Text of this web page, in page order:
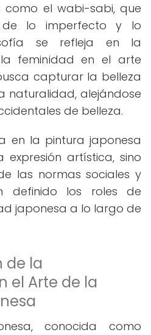
como el wabi-sabi, que
lo imperfecto y lo
se refleja en la
feminidad en el arte
capturar la belleza
naturalidad, alejándose
de belleza.
en la pintura japonesa
artística, sino
las normas sociales y
definido los roles de
japonesa a lo largo de
de la
el Arte de la
conocida como